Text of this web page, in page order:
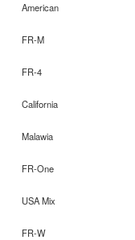
American
FR-M
FR-4
California
Malawia
FR-One
USA Mix
FR-W